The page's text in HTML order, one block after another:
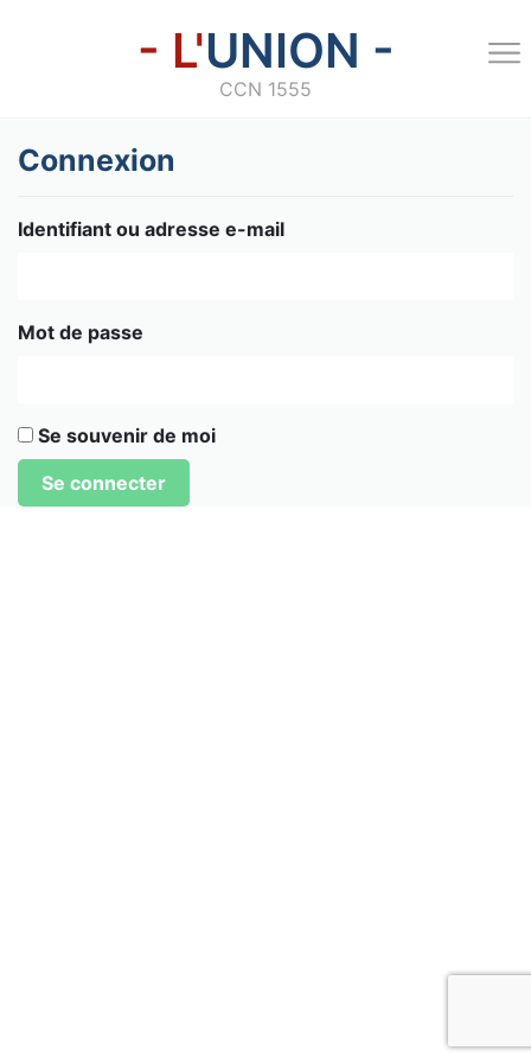
- L'UNION -
CCN 1555
Connexion
Identifiant ou adresse e-mail
Mot de passe
Se souvenir de moi